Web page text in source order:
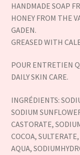
HANDMADE SOAP
HONEY FROM THE
GADEN.
GREASED WITH
POUR ENTRETIEN
DAILY SKIN CARE.
INGRÉDIENTS:
SODIUM
CASTORATE,
COCOA,
AQUA,